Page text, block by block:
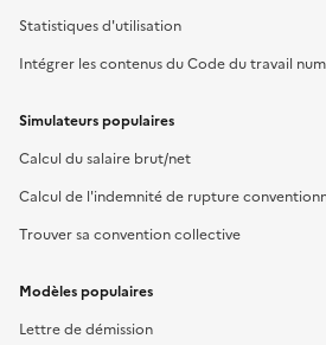
Statistiques d'utilisation
Intégrer les contenus du Code du travail
Simulateurs populaires
Calcul du salaire brut/net
Calcul de l'indemnité de rupture
Trouver sa convention collective
Modèles populaires
Lettre de démission